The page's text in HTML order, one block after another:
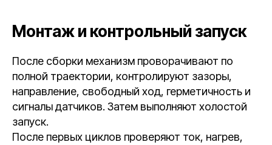
Монтаж и контрольный запуск
После сборки механизм проворачивают по
полной траектории, контролируют зазоры,
направление, свободный ход, герметичность и
сигналы датчиков. Затем выполняют холостой
запуск.
После первых циклов проверяют ток, нагрев,